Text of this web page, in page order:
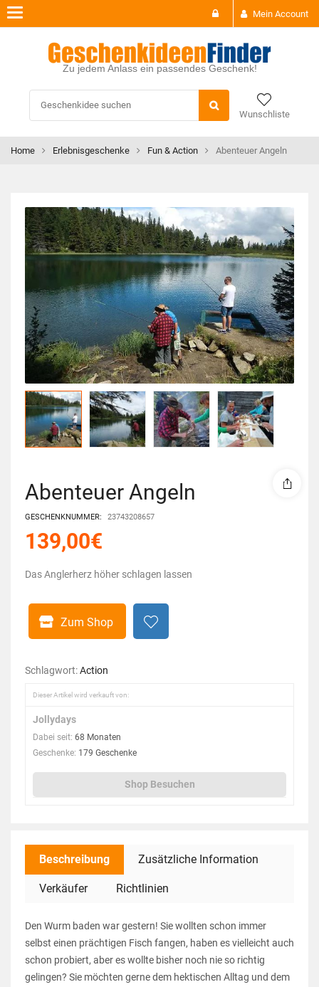
Mein Account
Zu jedem Anlass ein passendes Geschenk!
Wunschliste
Toggle
navigation
Home Erlebnisgeschenke Fun & Action Abenteuer Angeln
Abenteuer Angeln
GESCHENKNUMMER: 23743208657
139,00€
Das Anglerherz höher schlagen lassen
Zum Shop
Schlagwort:Action
Dieser Artikel wird verkauft von:
Jollydays
Dabei seit: 68 Monaten
Geschenke: 179 Geschenke
Shop Besuchen
Beschreibung Zusätzliche Information
Verkäufer Richtlinien
Den Wurm baden war gestern! Sie wollten schon immer
selbst einen prächtigen Fisch fangen, haben es vielleicht auch
schon probiert, aber es wollte bisher noch nie so richtig
gelingen? Sie möchten gerne dem hektischen Alltag und dem